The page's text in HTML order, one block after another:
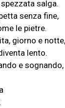
salga.
senza fine,
le pietre.
giorno e notte,
lento.
e sognando,